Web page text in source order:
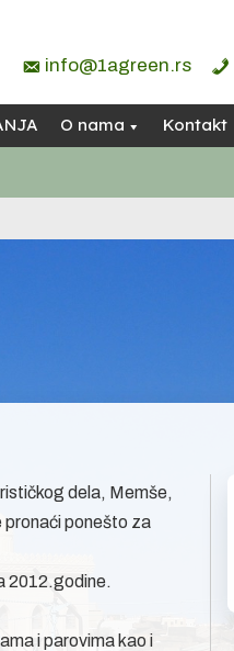
info@1agreen.rs
O nama Kontakt
dela, Memše,
pronaći ponešto za
2012.godine.
i parovima kao i